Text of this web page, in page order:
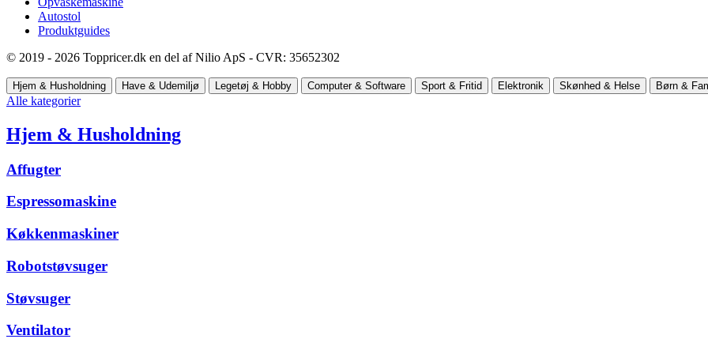
Autostol
Produktguides
© 2019 - 2026 Toppricer.dk en del af Nilio ApS - CVR: 35652302
Hjem & Husholdning Have & Udemiljø Legetøj & Hobby Computer & Software Sport & Fritid Elektronik Skønhed & Helse Børn &
Alle kategorier
Hjem & Husholdning
Affugter
Espressomaskine
Køkkenmaskiner
Robotstøvsuger
Støvsuger
Ventilator